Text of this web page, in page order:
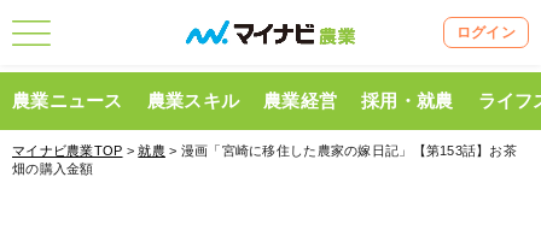
ログイン
農業ニュース 農業スキル 農業経営 採用・就農 ライフ
マイナビ農業TOP >就農 > 漫画「宮崎に移住した農家の嫁日記」【第153話】お茶
畑の購入金額